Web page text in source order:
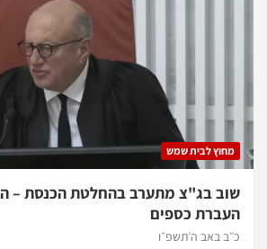
מחוץ לבית שמש
שוב בג"צ מתערב בהחלטת הכנסת –
העברת כספים
כ״ב באב ה׳תשפ״ו